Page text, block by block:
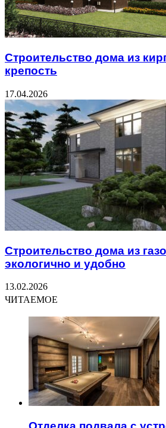
Строительство дома из
крепость
17.04.2026
Строительство дома из
экологично и удобно
13.02.2026
ЧИТАЕМОЕ